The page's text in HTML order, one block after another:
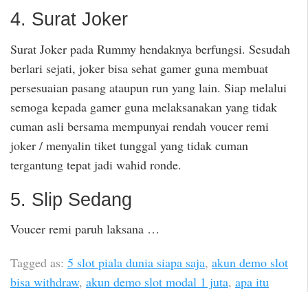
4. Surat Joker
Surat Joker pada Rummy hendaknya berfungsi. Sesudah
berlari sejati, joker bisa sehat gamer guna membuat
persesuaian pasang ataupun run yang lain. Siap melalui
semoga kepada gamer guna melaksanakan yang tidak
cuman asli bersama mempunyai rendah voucer remi
joker / menyalin tiket tunggal yang tidak cuman
tergantung tepat jadi wahid ronde.
5. Slip Sedang
Voucer remi paruh laksana …
Tagged as: 5 slot piala dunia siapa saja, akun demo slot
bisa withdraw, akun demo slot modal 1 juta, apa itu